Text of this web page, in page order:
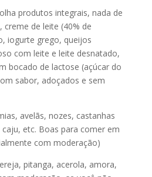
produtos integrais, nada de
creme de leite (40% de
iogurte grego, queijos
com leite e leite desnatado,
bocado de lactose (açúcar do
sabor, adoçados e sem
avelãs, nozes, castanhas
etc. Boas para comer em
com moderação)
pitanga, acerola, amora,